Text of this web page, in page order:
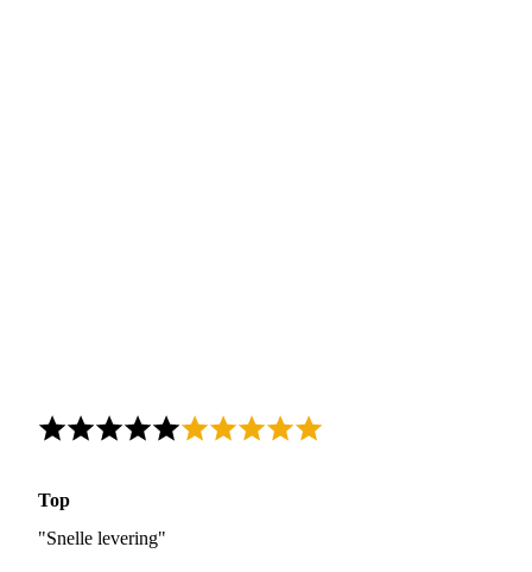
Top
"Snelle levering"